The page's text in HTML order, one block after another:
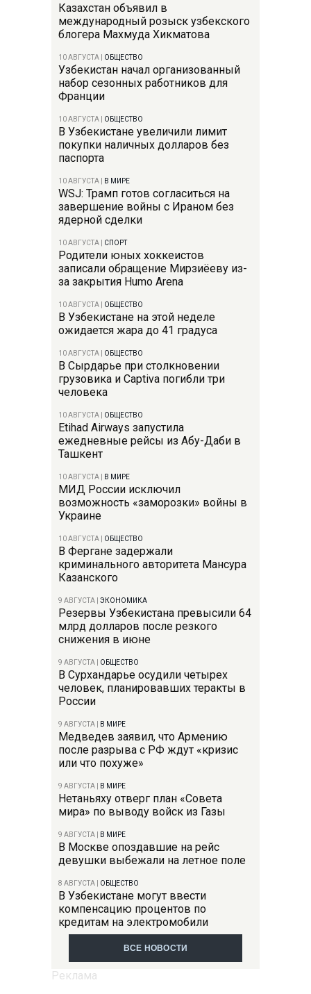
Казахстан объявил в
международный розыск узбекского
блогера Махмуда Хикматова
10 АВГУСТА ОБЩЕСТВО
Узбекистан начал организованный
набор сезонных работников для
Франции
10 АВГУСТА ОБЩЕСТВО
В Узбекистане увеличили лимит
покупки наличных долларов без
паспорта
10 АВГУСТА В МИРЕ
WSJ: Трамп готов согласиться на
завершение войны с Ираном без
ядерной сделки
10 АВГУСТА СПОРТ
Родители юных хоккеистов
записали обращение Мирзиёеву из-
за закрытия Humo Arena
10 АВГУСТА ОБЩЕСТВО
В Узбекистане на этой неделе
ожидается жара до 41 градуса
10 АВГУСТА ОБЩЕСТВО
В Сырдарье при столкновении
грузовика и Captiva погибли три
человека
10 АВГУСТА ОБЩЕСТВО
Etihad Airways запустила
ежедневные рейсы из Абу-Даби в
Ташкент
10 АВГУСТА В МИРЕ
МИД России исключил
возможность «заморозки» войны в
Украине
10 АВГУСТА ОБЩЕСТВО
В Фергане задержали
криминального авторитета Мансура
Казанского
9 АВГУСТА ЭКОНОМИКА
Резервы Узбекистана превысили 64
млрд долларов после резкого
снижения в июне
9 АВГУСТА ОБЩЕСТВО
В Сурхандарье осудили четырех
человек, планировавших теракты в
России
9 АВГУСТА В МИРЕ
Медведев заявил, что Армению
после разрыва с РФ ждут «кризис
или что похуже»
9 АВГУСТА В МИРЕ
Нетаньяху отверг план «Совета
мира» по выводу войск из Газы
9 АВГУСТА В МИРЕ
В Москве опоздавшие на рейс
девушки выбежали на летное поле
8 АВГУСТА ОБЩЕСТВО
В Узбекистане могут ввести
компенсацию процентов по
кредитам на электромобили
ВСЕ НОВОСТИ